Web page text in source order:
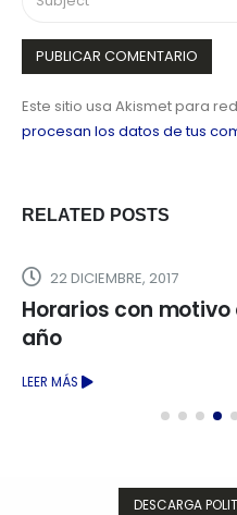
Este sitio usa Akismet para
procesan los datos de tus
RELATED POSTS
22 DICIEMBRE, 2017
Horarios con
año
LEER MÁS
DESCARGA